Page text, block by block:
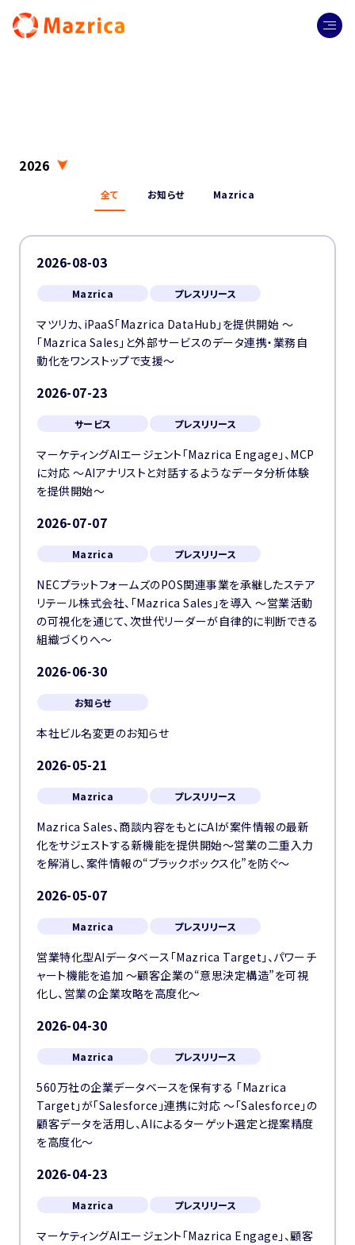
2026
全て お知らせ Mazrica
2026-08-03
Mazrica プレスリリース
マツリカ、iPaaS「Mazrica DataHub」を提供開始 ～
「Mazrica Sales」と外部サービスのデータ連携・業務自
動化をワンストップで支援～
2026-07-23
サービス プレスリリース
マーケティングAIエージェント「Mazrica Engage」、MCP
に対応 〜AIアナリストと対話するようなデータ分析体験
を提供開始〜
2026-07-07
Mazrica プレスリリース
NECプラットフォームズのPOS関連事業を承継したステア
リテール株式会社、「Mazrica Sales」を導入 ～営業活動
の可視化を通じて、次世代リーダーが自律的に判断できる
組織づくりへ～
2026-06-30
お知らせ
本社ビル名変更のお知らせ
2026-05-21
Mazrica プレスリリース
Mazrica Sales、商談内容をもとにAIが案件情報の最新
化をサジェストする新機能を提供開始〜営業の二重入力
を解消し、案件情報の“ブラックボックス化”を防ぐ〜
2026-05-07
Mazrica プレスリリース
営業特化型AIデータベース「Mazrica Target」、パワーチ
ャート機能を追加 〜顧客企業の“意思決定構造”を可視
化し、営業の企業攻略を高度化〜
2026-04-30
Mazrica プレスリリース
560万社の企業データベースを保有する 「Mazrica
Target」が「Salesforce」連携に対応 〜「Salesforce」の
顧客データを活用し、AIによるターゲット選定と提案精度
を高度化〜
2026-04-23
Mazrica プレスリリース
マーケティングAIエージェント「Mazrica Engage」、顧客